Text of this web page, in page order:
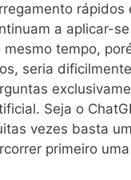
rápidos
a aplicar-
mesmo tempo,
seria
Seja o
vezes basta
primeiro